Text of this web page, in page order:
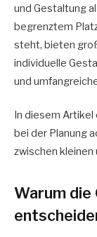
und Gestaltung
begrenztem
steht, bieten
individuelle
und
In diesem
bei der Planung
zwischen
Warum